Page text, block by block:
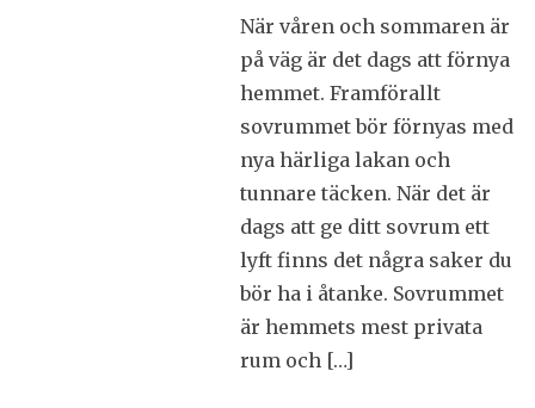
När våren och sommaren är
på väg är det dags att förnya
hemmet. Framförallt
sovrummet bör förnyas med
nya härliga lakan och
tunnare täcken. När det är
dags att ge ditt sovrum ett
lyft finns det några saker du
bör ha i åtanke. Sovrummet
är hemmets mest privata
rum och […]